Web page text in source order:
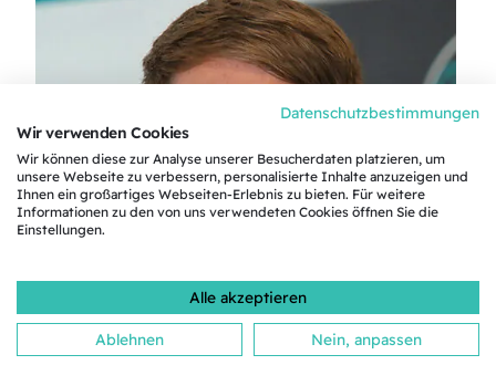
Datenschutzbestimmungen
Wir verwenden Cookies
Wir können diese zur Analyse unserer Besucherdaten platzieren, um
unsere Webseite zu verbessern, personalisierte Inhalte anzuzeigen und
Ihnen ein großartiges Webseiten-Erlebnis zu bieten. Für weitere
Informationen zu den von uns verwendeten Cookies öffnen Sie die
Einstellungen.
Alle akzeptieren
Ablehnen Nein, anpassen